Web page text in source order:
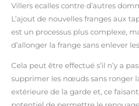
Villers ecalles contre d’autres
L’ajout de nouvelles franges aux
est un processus plus complexe,
d’allonger la frange sans enlever
Cela peut être effectué s’il n’y a
supprimer les nœuds sans ronger
extérieure de la garde et, ce